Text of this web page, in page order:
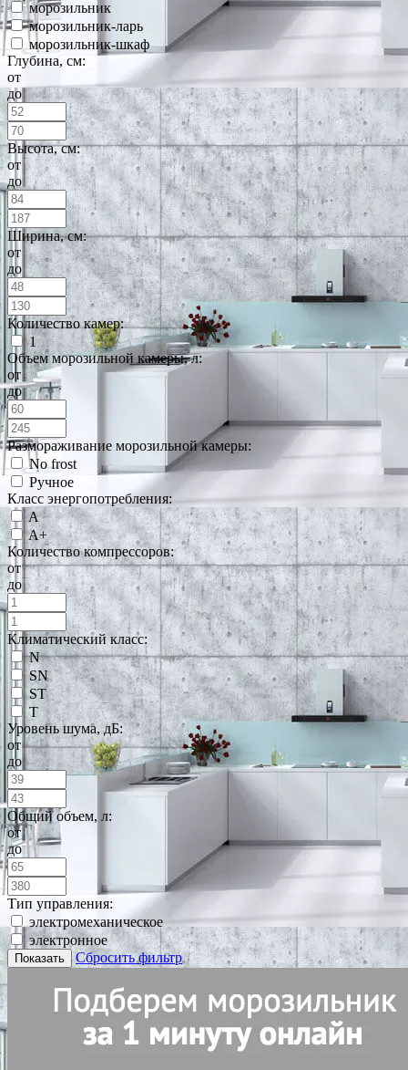
морозильник
морозильник-ларь
морозильник-шкаф
Глубина, см:
от
до
Высота, см:
от
до
Ширина, см:
от
до
Количество камер:
1
Объем морозильной камеры, л:
от
до
Размораживание морозильной камеры:
No frost
Ручное
Класс энергопотребления:
A
A+
Количество компрессоров:
от
до
Климатический класс:
N
SN
ST
T
Уровень шума, дБ:
от
до
Общий объем, л:
от
до
Тип управления:
электромеханическое
электронное
Показать Сбросить фильтр